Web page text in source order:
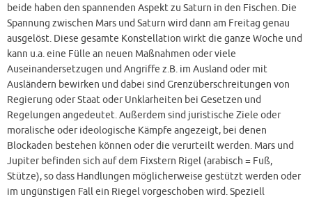
beide haben den spannenden Aspekt zu Saturn in den Fischen. Die
Spannung zwischen Mars und Saturn wird dann am Freitag genau
ausgelöst. Diese gesamte Konstellation wirkt die ganze Woche und
kann u.a. eine Fülle an neuen Maßnahmen oder viele
Auseinandersetzugen und Angriffe z.B. im Ausland oder mit
Ausländern bewirken und dabei sind Grenzüberschreitungen von
Regierung oder Staat oder Unklarheiten bei Gesetzen und
Regelungen angedeutet. Außerdem sind juristische Ziele oder
moralische oder ideologische Kämpfe angezeigt, bei denen
Blockaden bestehen können oder die verurteilt werden. Mars und
Jupiter befinden sich auf dem Fixstern Rigel (arabisch = Fuß,
Stütze), so dass Handlungen möglicherweise gestützt werden oder
im ungünstigen Fall ein Riegel vorgeschoben wird. Speziell